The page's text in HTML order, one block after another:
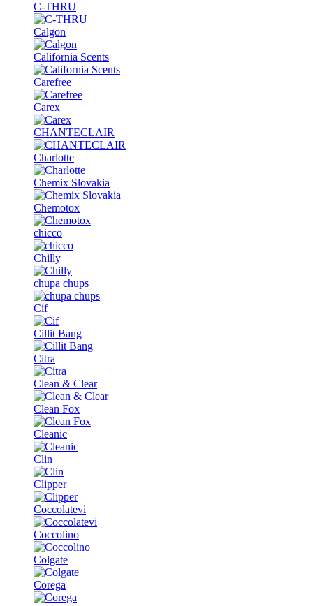
C-THRU
Calgon
California Scents
Carefree
Carex
CHANTECLAIR
Charlotte
Chemix Slovakia
Chemotox
chicco
Chilly
chupa chups
Cif
Cillit Bang
Citra
Clean & Clear
Clean Fox
Cleanic
Clin
Clipper
Coccolatevi
Coccolino
Colgate
Corega